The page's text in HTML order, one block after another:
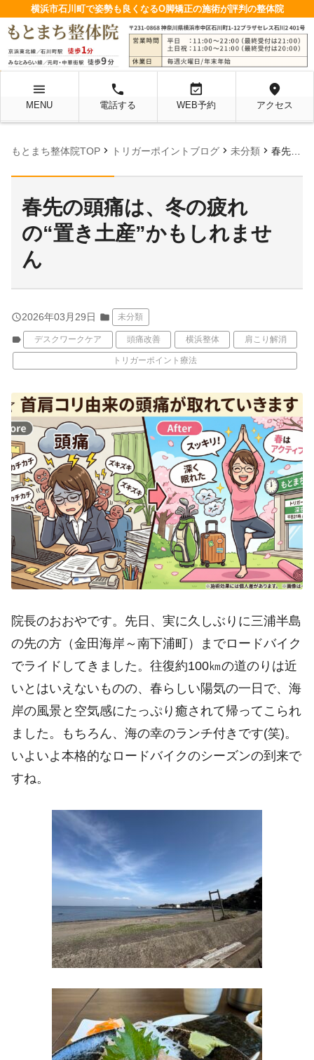
横浜市石川町で姿勢も良くなるO脚矯正の施術が評判の整体院
menu
MENU
local_phone
電話する
event_available
WEB予約
location_on
アクセス
もとまち整体院TOP chevron_right トリガーポイントブログ chevron_right 未分類 chevron_right 春先の頭痛は、冬の疲れの“置き土産”かもしれません
春先の頭痛は、冬の疲れ
の“置き土産”かもしれませ
ん
query_builder2026年03月29日 folder 未分類
label デスクワークケア 頭痛改善 横浜整体 肩こり解消
トリガーポイント療法
院長のおおやです。先日、実に久しぶりに三浦半島
の先の方（金田海岸～南下浦町）までロードバイク
でライドしてきました。往復約100㎞の道のりは近
いとはいえないものの、春らしい陽気の一日で、海
岸の風景と空気感にたっぷり癒されて帰ってこられ
ました。もちろん、海の幸のランチ付きです(笑)。
いよいよ本格的なロードバイクのシーズンの到来で
すね。